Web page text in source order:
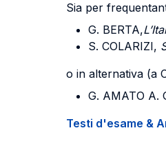
Sia per
G. BERTA,
S. COLARIZI,
o in alternativa (a
G. AMATO A.
Testi d'esame &